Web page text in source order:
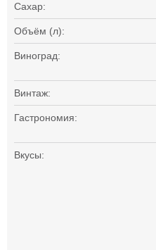
Сахар:
Объём (л):
Виноград:
Винтаж:
Гастрономия:
Вкусы: